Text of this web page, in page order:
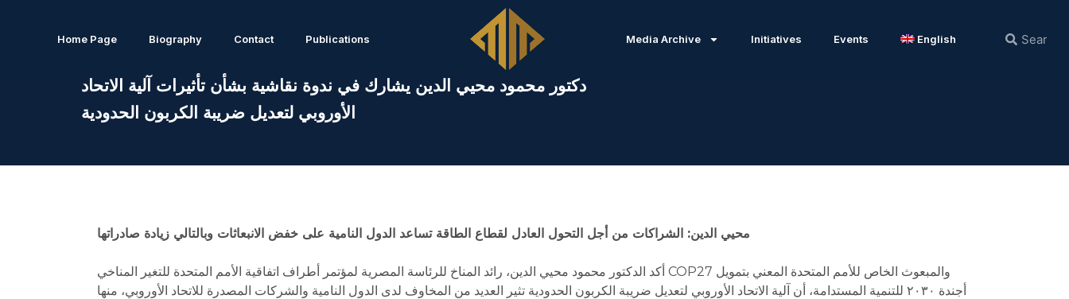
Home Page Biography Contact Publications Media Archive Initiatives Events English
دكتور محمود محيي الدين يشارك في ندوة نقاشية بشأن تأثيرات آلية الاتحاد
الأوروبي لتعديل ضريبة الكربون الحدودية
محيي الدين: الشراكات من أجل التحول العادل لقطاع الطاقة تساعد الدول النامية على خفض الانبعاثات وبالتالي زيادة صادراتها
أكد الدكتور محمود محيي الدين، رائد المناخ للرئاسة المصرية لمؤتمر أطراف اتفاقية الأمم المتحدة للتغير المناخي COP27 والمبعوث الخاص للأمم المتحدة المعني بتمويل
أجندة ٢٠٣٠ للتنمية المستدامة، أن آلية الاتحاد الأوروبي لتعديل ضريبة الكربون الحدودية تثير العديد من المخاوف لدى الدول النامية والشركات المصدرة للاتحاد الأوروبي، منها